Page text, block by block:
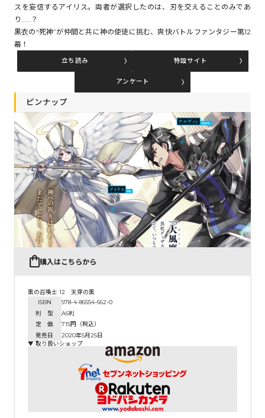
閉じる
スを妄信するアイリス。両者が選択したのは、刃を交えることのみであ
り……？
黒衣の“死神”が仲間と共に神の使徒に挑む、爽快バトルファンタジー第12
幕！
立ち読み 特設サイト
アンケート
ピンナップ
購入はこちらから
黒の召喚士 12 天穿の黒
ISBN
978-4-86554-662-0
判 型
A6判
定 価
715円（税込）
発売日
2020年5月25日
▼ 取り扱いショップ